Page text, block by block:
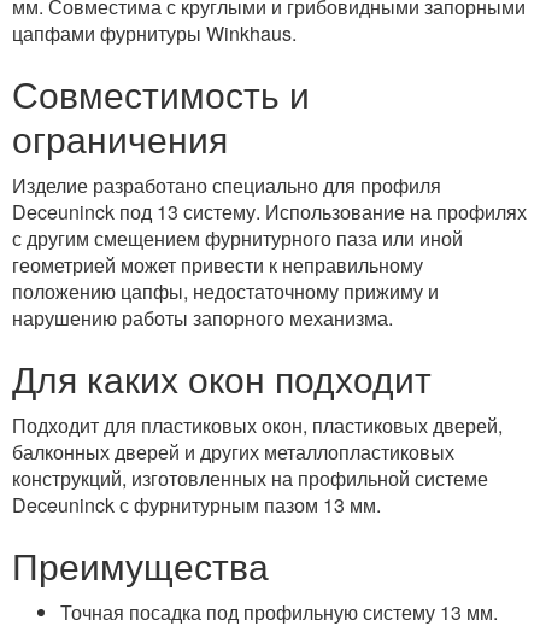
мм. Совместима с круглыми и грибовидными запорными
цапфами фурнитуры Winkhaus.
Совместимость и
ограничения
Изделие разработано специально для профиля
Deceuninck под 13 систему. Использование на профилях
с другим смещением фурнитурного паза или иной
геометрией может привести к неправильному
положению цапфы, недостаточному прижиму и
нарушению работы запорного механизма.
Для каких окон подходит
Подходит для пластиковых окон, пластиковых дверей,
балконных дверей и других металлопластиковых
конструкций, изготовленных на профильной системе
Deceuninck с фурнитурным пазом 13 мм.
Преимущества
Точная посадка под профильную систему 13 мм.